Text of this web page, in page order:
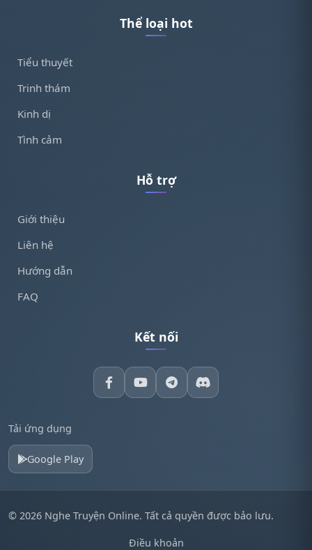
Thể loại hot
Tiểu thuyết
Trinh thám
Kinh dị
Tình cảm
Hỗ trợ
Giới thiệu
Liên hệ
Hướng dẫn
FAQ
Kết nối
Tải ứng dụng
Google Play
© 2026 Nghe Truyện Online. Tất cả quyền được bảo lưu.
Điều khoản